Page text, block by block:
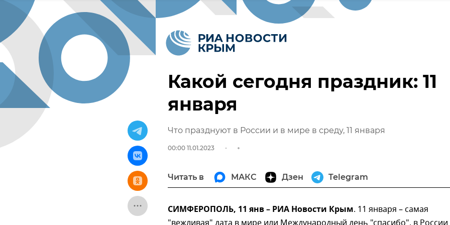
Какой сегодня праздник: 11
января
Что празднуют в России и в мире в среду, 11 января
00:00 11.01.2023
Читать в МАКС Дзен Telegram
СИМФЕРОПОЛЬ, 11 янв – РИА Новости Крым. 11 января – самая